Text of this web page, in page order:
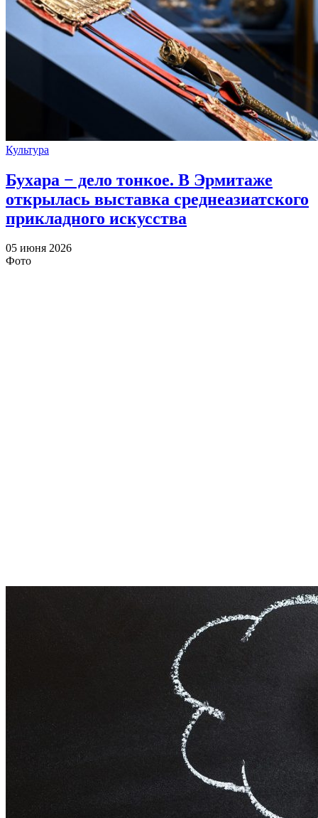
Культура
Бухара − дело тонкое. В Эрмитаже
открылась выставка среднеазиатского
прикладного искусства
05 июня 2026
Фото